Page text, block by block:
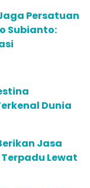
Persatuan
Subianto:
Dunia
Jasa
Lewat